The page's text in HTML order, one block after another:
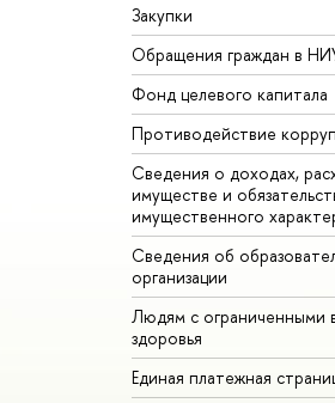
Закупки
Обращения граждан в
Фонд целевого капитала
Противодействие
Сведения о доходах,
имуществе и
имущественного
Сведения об
организации
Людям с ограниченными
здоровья
Единая платежная